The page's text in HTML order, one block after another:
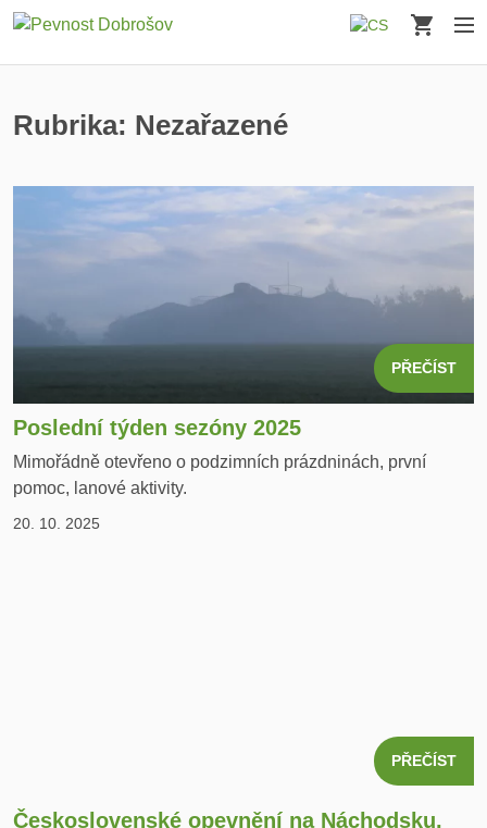
Košík
Rubrika: Nezařazené
PŘEČÍST
Poslední týden sezóny 2025
Mimořádně otevřeno o podzimních prázdninách, první
pomoc, lanové aktivity.
20. 10. 2025
PŘEČÍST
Československé opevnění na Náchodsku,